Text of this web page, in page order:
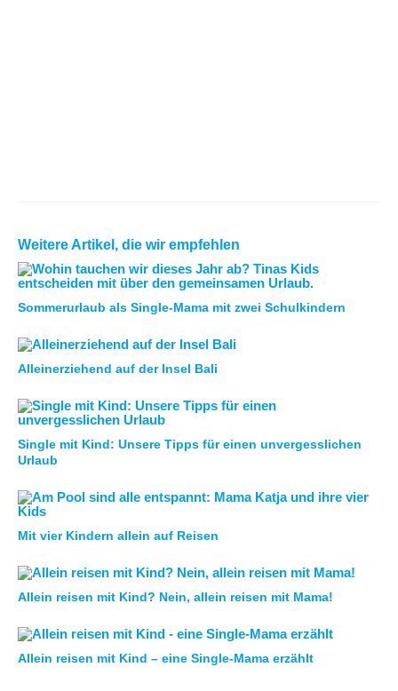
Weitere Artikel, die wir empfehlen
Sommerurlaub als Single-Mama mit zwei Schulkindern
Alleinerziehend auf der Insel Bali
Single mit Kind: Unsere Tipps für einen unvergesslichen
Urlaub
Mit vier Kindern allein auf Reisen
Allein reisen mit Kind? Nein, allein reisen mit Mama!
Allein reisen mit Kind – eine Single-Mama erzählt